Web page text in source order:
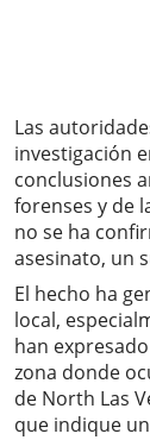
Las
investigación
conclusiones
forenses y de
no se ha
asesinato, un
El hecho ha
local,
han
zona donde
de North Las
que indique